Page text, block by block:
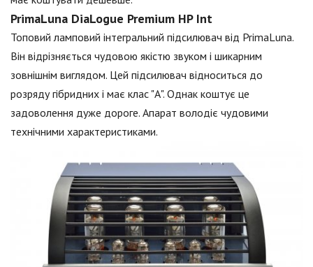
PrimaLuna DiaLogue Premium HP Int
Топовий ламповий інтегральний підсилювач від PrimaLuna.
Він відрізняється чудовою якістю звуком і шикарним
зовнішнім виглядом. Цей підсилювач відноситься до
розряду гібридних і має клас "А". Однак коштує це
задоволення дуже дороге. Апарат володіє чудовими
технічними характеристиками.